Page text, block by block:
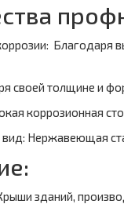
своей толщине и
коррозионная
вид: Нержавеющая
зданий,